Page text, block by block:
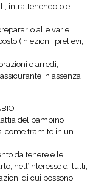
intrattenendolo e
alle varie
(iniezioni, prelievi,
e arredi;
in assenza
del bambino
come tramite in un
da tenere e le
nell’interesse di tutti;
di cui possono